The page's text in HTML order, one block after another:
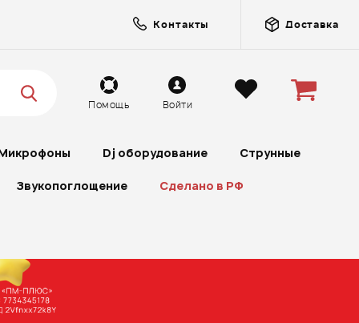
Контакты Доставка
Помощь Войти
Dj оборудование Струнные
Звукопоглощение Сделано в РФ